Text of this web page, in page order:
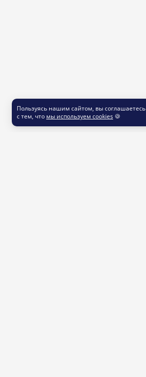
Пользуясь нашим сайтом, вы соглашаетесь
с тем, что мы используем cookies 🍪